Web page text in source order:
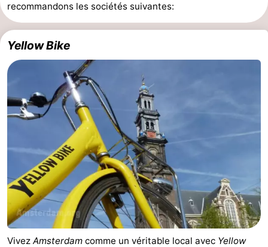
Experiences
Villages
&
villes
Visites
guidées
Sports
-
Faire
du
vélo
Randonnée
Divertissement
Vie
Nocturne
Aliments
et
Shopping
recommandons les sociétés suivantes:
Yellow Bike
Vivez Amsterdam comme un véritable local avec Yellow